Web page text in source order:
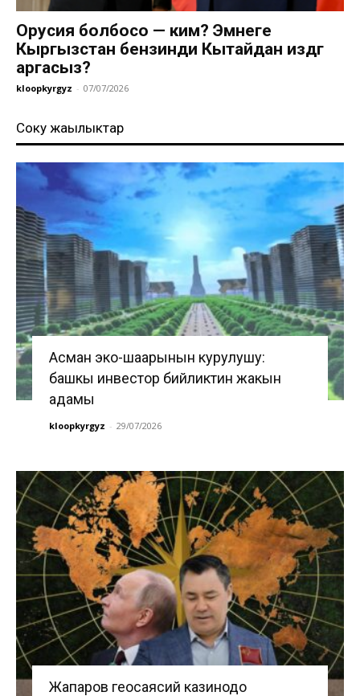
Орусия болбосо — ким? Эмнеге
Кыргызстан бензинди Кытайдан издөөгө
аргасыз?
kloopkyrgyz - 07/07/2026
Соңку жаңылыктар
Асман эко-шаарынын курулушу:
башкы инвестор бийликтин жакын
адамы
kloopkyrgyz - 29/07/2026
Жапаров геосаясий казинодо